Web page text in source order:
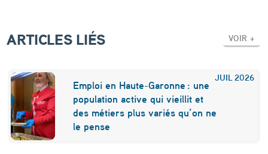
ARTICLES LIÉS VOIR +
JUIL 2026
Emploi en Haute-Garonne : une
population active qui vieillit et
des métiers plus variés qu’on ne
le pense